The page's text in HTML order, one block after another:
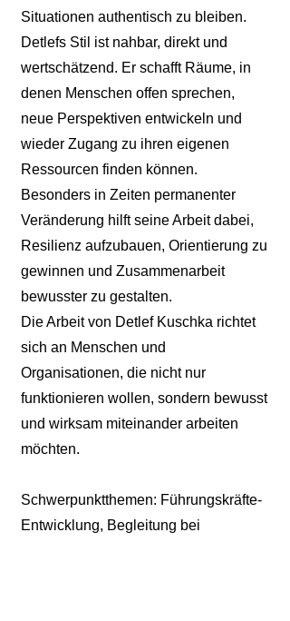
Situationen authentisch zu bleiben.
Detlefs Stil ist nahbar, direkt und
wertschätzend. Er schafft Räume, in
denen Menschen offen sprechen,
neue Perspektiven entwickeln und
wieder Zugang zu ihren eigenen
Ressourcen finden können.
Besonders in Zeiten permanenter
Veränderung hilft seine Arbeit dabei,
Resilienz aufzubauen, Orientierung zu
gewinnen und Zusammenarbeit
bewusster zu gestalten.
Die Arbeit von Detlef Kuschka richtet
sich an Menschen und
Organisationen, die nicht nur
funktionieren wollen, sondern bewusst
und wirksam miteinander arbeiten
möchten.
Schwerpunktthemen: Führungskräfte-
Entwicklung, Begleitung bei